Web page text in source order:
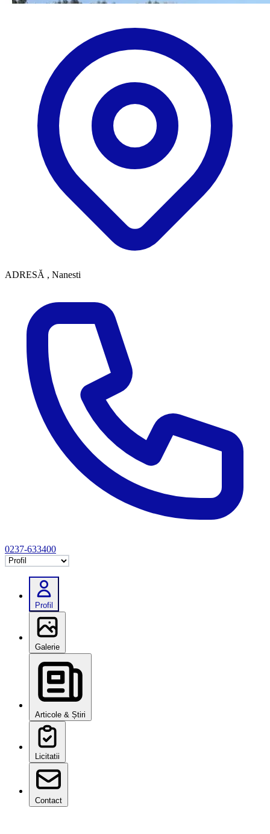
ADRESĂ , Nanesti
0237-633400
Selectează tab
Profil
Galerie
Articole & Știri
Licitatii
Contact